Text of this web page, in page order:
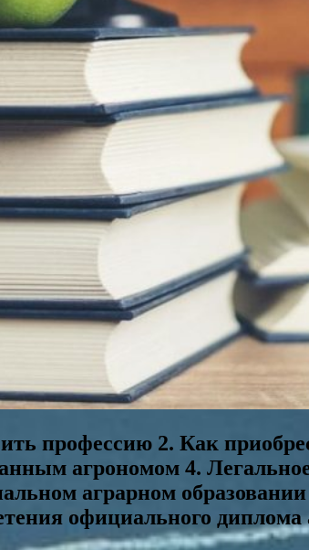
профессию 2. Как
агрономом 4.
аграрном
официального